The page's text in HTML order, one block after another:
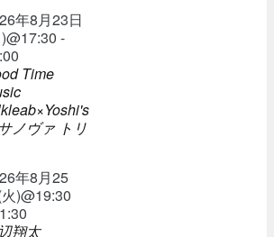
年8月23日
-
Time
ノヴァ トリ
年8月25
)@19:30
翔太